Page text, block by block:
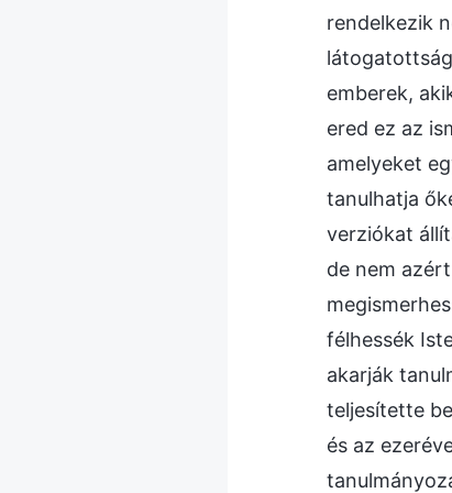
rendelkezik
emberek,
ered ez az
amelyeket
tanulhatja
verziókat
de nem
félhessék
akarják
teljesítette
és az